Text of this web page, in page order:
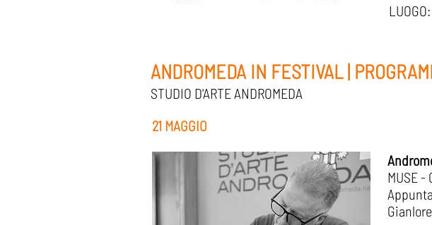
ANDROMEDA IN FESTIVAL |
STUDIO D'ARTE ANDROMEDA
21 MAGGIO
MUSE -